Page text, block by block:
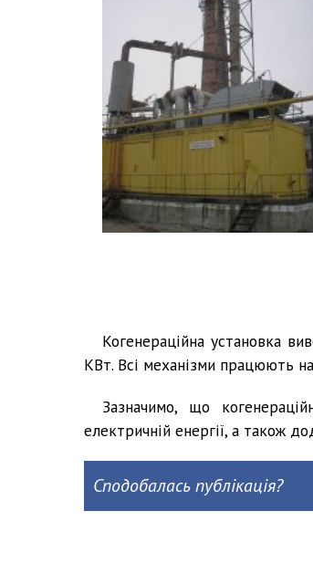
Когенераційна установка
КВт. Всі механізми працюють
Зазначимо, що
електричній енергії, а також
Сподобалась публікація?